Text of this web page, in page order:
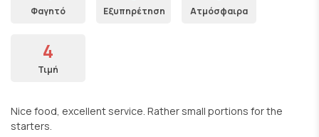
Φαγητό Εξυπηρέτηση Ατμόσφαιρα
4
Τιμή
Nice food, excellent service. Rather small portions for the
starters.